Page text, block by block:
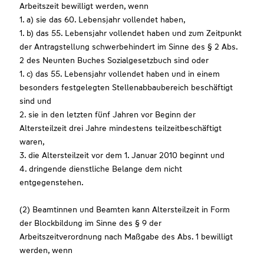
Arbeitszeit bewilligt werden, wenn
1. a) sie das 60. Lebensjahr vollendet haben,
1. b) das 55. Lebensjahr vollendet haben und zum Zeitpunkt
der Antragstellung schwerbehindert im Sinne des § 2 Abs.
2 des Neunten Buches Sozialgesetzbuch sind oder
1. c) das 55. Lebensjahr vollendet haben und in einem
besonders festgelegten Stellenabbaubereich beschäftigt
sind und
2. sie in den letzten fünf Jahren vor Beginn der
Altersteilzeit drei Jahre mindestens teilzeitbeschäftigt
waren,
3. die Altersteilzeit vor dem 1. Januar 2010 beginnt und
4. dringende dienstliche Belange dem nicht
entgegenstehen.
(2) Beamtinnen und Beamten kann Altersteilzeit in Form
der Blockbildung im Sinne des § 9 der
Arbeitszeitverordnung nach Maßgabe des Abs. 1 bewilligt
werden, wenn